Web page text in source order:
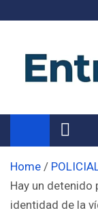
Noticias
Información de
Home
Hay un detenido
identidad de la